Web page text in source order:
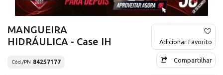
MANGUEIRA
HIDRÁULICA - Case IH
Cód./PN 84257177
Adicionar Favorito
Compartilhar